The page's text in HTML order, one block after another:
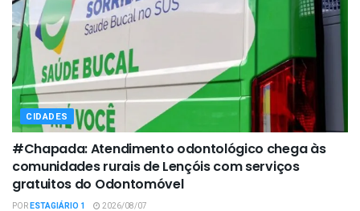
CIDADES
#Chapada: Atendimento odontológico chega às
comunidades rurais de Lençóis com serviços
gratuitos do Odontomóvel
PORESTAGIÁRIO 1 2026/08/07